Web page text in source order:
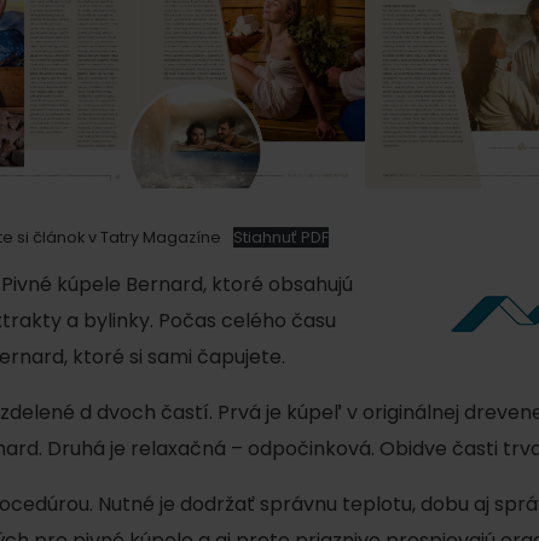
Doba pobytu
: 20 min
Teplota : 30 °C
Vlhkosť : 50 %
na
alergiách,
môžete
Parný kotol
Zabaľte sa do úžasných vôní
sauna s prírodnými očistnými
posilneniu imunity, odbúrava stres,
spevňuje pokožku. Pôsobí priamo na
oddýchnu v príjemnom slanom kúpeli.
Teplota: 45 °C
si článok v Tatry Magazíne Stiahnuť PDF
kúpele Bernard, ktoré obsahujú
a bylinky. Počas celého času
ktoré si sami čapujete.
d dvoch častí. Prvá je kúpeľ v originálnej
Druhá je relaxačná – odpočinková. Obidve časti
Nutné je dodržať správnu teplotu, dobu aj